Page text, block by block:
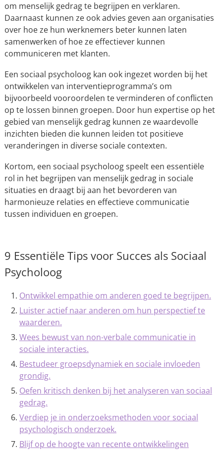
om menselijk gedrag te begrijpen en verklaren.
Daarnaast kunnen ze ook advies geven aan organisaties
over hoe ze hun werknemers beter kunnen laten
samenwerken of hoe ze effectiever kunnen
communiceren met klanten.
Een sociaal psycholoog kan ook ingezet worden bij het
ontwikkelen van interventieprogramma’s om
bijvoorbeeld vooroordelen te verminderen of conflicten
op te lossen binnen groepen. Door hun expertise op het
gebied van menselijk gedrag kunnen ze waardevolle
inzichten bieden die kunnen leiden tot positieve
veranderingen in diverse sociale contexten.
Kortom, een sociaal psycholoog speelt een essentiële
rol in het begrijpen van menselijk gedrag in sociale
situaties en draagt bij aan het bevorderen van
harmonieuze relaties en effectieve communicatie
tussen individuen en groepen.
9 Essentiële Tips voor Succes als Sociaal
Psycholoog
Ontwikkel empathie om anderen goed te begrijpen.
Luister actief naar anderen om hun perspectief te
waarderen.
Wees bewust van non-verbale communicatie in
sociale interacties.
Bestudeer groepsdynamiek en sociale invloeden
grondig.
Oefen kritisch denken bij het analyseren van sociaal
gedrag.
Verdiep je in onderzoeksmethoden voor sociaal
psychologisch onderzoek.
Blijf op de hoogte van recente ontwikkelingen